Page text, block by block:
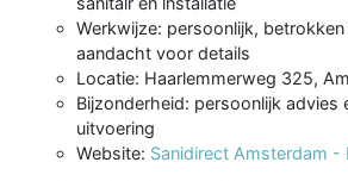
Werkwijze: persoonlijk,
aandacht voor details
Locatie: Haarlemmerweg 325,
Bijzonderheid: persoonlijk advies
uitvoering
Website: Sanidirect Amsterdam -